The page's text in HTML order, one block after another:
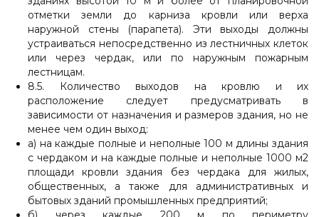
отметки земли до карниза кровли или верха
наружной стены (парапета). Эти выходы должны
устраиваться непосредственно из лестничных клеток
или через чердак, или по наружным пожарным
лестницам.
8.5. Количество выходов на кровлю и их
расположение следует предусматривать в
зависимости от назначения и размеров здания, но не
менее чем один выход:
а) на каждые полные и неполные 100 м длины здания
с чердаком и на каждые полные и неполные 1000 м2
площади кровли здания без чердака для жилых,
общественных, а также для административных и
бытовых зданий промышленных предприятий;